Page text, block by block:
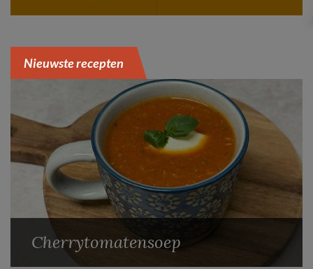
Nieuwste recepten
Cherrytomatensoep